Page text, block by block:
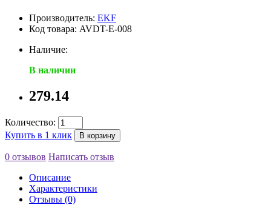
Производитель: EKF
Код товара: AVDT-E-008
Наличие:
В наличии
279.14
Количество:
Купить в 1 клик
В корзину
0 отзывов Написать отзыв
Описание
Характеристики
Отзывы (0)